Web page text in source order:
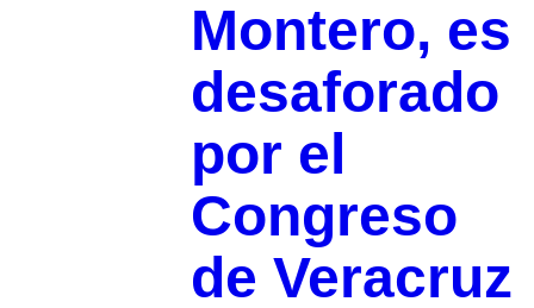
Montero, es
desaforado
por el
Congreso
de Veracruz